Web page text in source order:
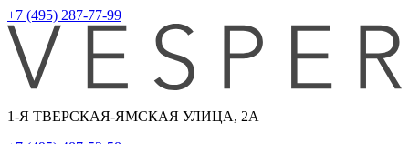
+7 (495) 287-77-99
1-Я ТВЕРСКАЯ-ЯМСКАЯ УЛИЦА, 2А